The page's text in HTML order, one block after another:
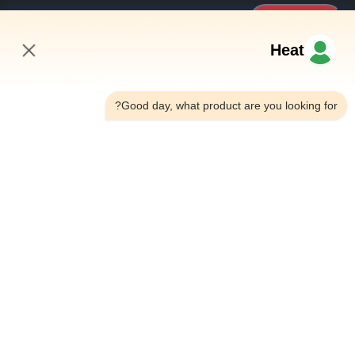
روابط سريعة
المنزل
Heat
Good day, what product are you looking for?